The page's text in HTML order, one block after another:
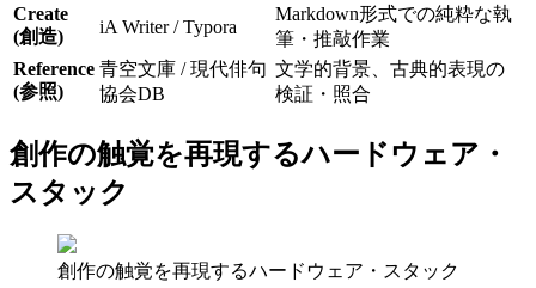
Create
(創造)
iA Writer / Typora
Markdown形式での純粋な執
筆・推敲作業
Reference
(参照)
青空文庫 / 現代俳句
協会DB
文学的背景、古典的表現の
検証・照合
創作の触覚を再現するハードウェア・
スタック
創作の触覚を再現するハードウェア・スタック